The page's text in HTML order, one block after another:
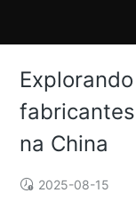
na China
2025-08-15